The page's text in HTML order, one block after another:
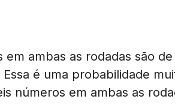
ambas as rodadas são de
é uma probabilidade
números em ambas as